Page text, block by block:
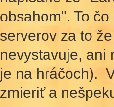
obsahom". To
serverov za to
nevystavuje, ani
je na hráčoch).
zmieriť a